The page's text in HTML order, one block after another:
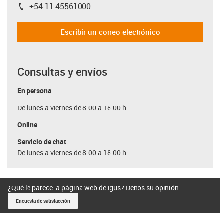
igus-icon-phone
+54 11 45561000
Escribir un correo electrónico
Consultas y envíos
En persona
De lunes a viernes de 8:00 a 18:00 h
Online
Servicio de chat
De lunes a viernes de 8:00 a 18:00 h
¿Qué le parece la página web de igus? Denos su opinión.
Encuesta de satisfacción